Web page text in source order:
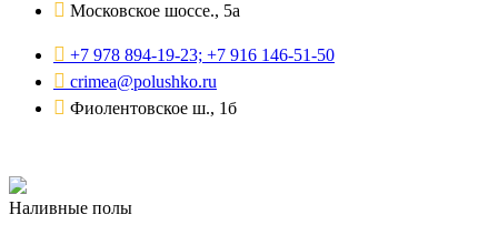
Московское шоссе., 5а
+7 978 894-19-23; +7 916 146-51-50
crimea@polushko.ru
Фиолентовское ш., 1б
Наливные полы